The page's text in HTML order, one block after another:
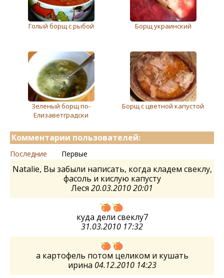
Голый борщ с рыбой Борщ украинский
Зеленый борщ по-
Елизаветградски
Борщ с цветной капустой
Комментарии пользователей:
Последние Первые
Natalie, Вы забыли написать, когда кладем свеклу,
фасоль и кислую капусту
Леся 20.03.2010 20:01
куда дели свеклу7
31.03.2010 17:32
а картофель потом целиком и кушать
ирина 04.12.2010 14:23